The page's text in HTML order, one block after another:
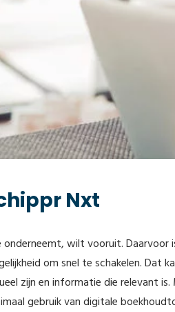
Nxt
onderneemt, wilt vooruit. Daarvoor
om snel te schakelen. Dat
zijn en informatie die relevant
gebruik van digitale